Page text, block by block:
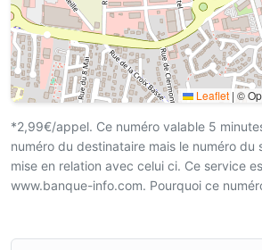
Leaflet | ©
*2,99€/appel. Ce numéro valable 5
numéro du destinataire mais le numéro du
mise en relation avec celui ci. Ce service
www.banque-info.com. Pourquoi ce